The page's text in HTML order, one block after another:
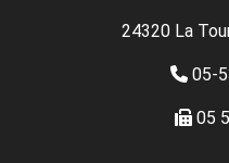
24320 La
05-
05